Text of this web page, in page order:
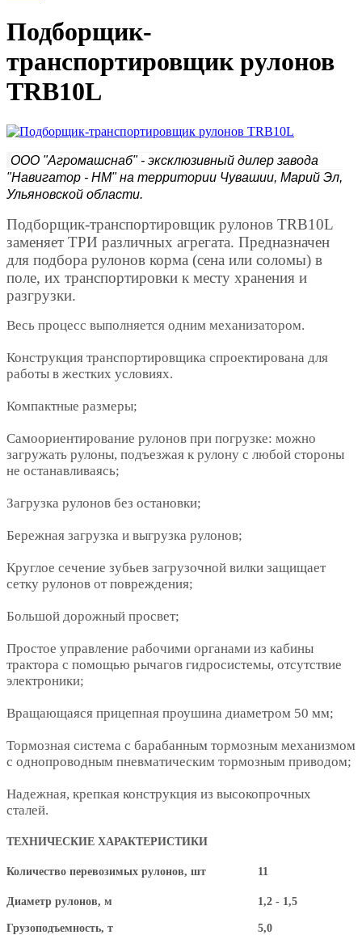
Подборщик-
транспортировщик рулонов
TRB10L
ООО "Агромашснаб" - эксклюзивный дилер завода
"Навигатор - НМ" на территории Чувашии, Марий Эл,
Ульяновской области.
Подборщик-транспортировщик рулонов TRB10L
заменяет ТРИ различных агрегата. Предназначен
для подбора рулонов корма (сена или соломы) в
поле, их транспортировки к месту хранения и
разгрузки.
Весь процесс выполняется одним механизатором.
Конструкция транспортировщика спроектирована для
работы в жестких условиях.
Компактные размеры;
Самоориентирование рулонов при погрузке: можно
загружать рулоны, подъезжая к рулону с любой стороны
не останавливаясь;
Загрузка рулонов без остановки;
Бережная загрузка и выгрузка рулонов;
Круглое сечение зубьев загрузочной вилки защищает
сетку рулонов от повреждения;
Большой дорожный просвет;
Простое управление рабочими органами из кабины
трактора с помощью рычагов гидросистемы, отсутствие
электроники;
Вращающаяся прицепная проушина диаметром 50 мм;
Тормозная система с барабанным тормозным механизмом
с однопроводным пневматическим тормозным приводом;
Надежная, крепкая конструкция из высокопрочных
сталей.
ТЕХНИЧЕСКИЕ ХАРАКТЕРИСТИКИ
Количество перевозимых рулонов, шт 11
Диаметр рулонов, м 1,2 - 1,5
Грузоподъемность, т 5,0